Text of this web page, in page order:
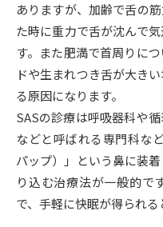
SELFBRAND特集ページ
オープンキャンパスなど
オープンキャンパス検索
来場型・Web型イベント特集
ありますが、加齢で舌の
た時に重力で舌が沈んで
す。また肥満で首周りに
ドや生まれつき舌が大き
る原因になります。
SASの診療は呼吸器科や
などと呼ばれる専門科な
パップ）」という鼻に装
り込む治療法が一般的で
で、手軽に快眠が得られる